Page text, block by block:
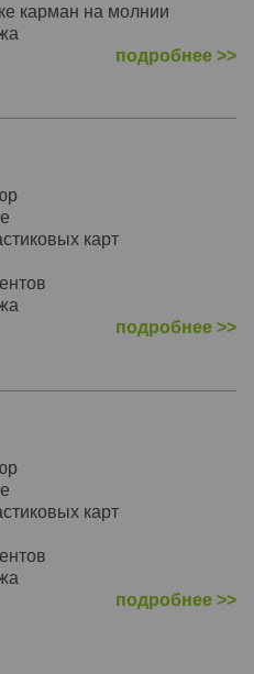
карман на молнии
подробнее >>
карт
подробнее >>
карт
подробнее >>